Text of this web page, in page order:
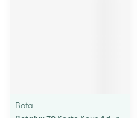
Bota